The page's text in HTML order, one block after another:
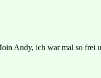
Andy, ich war mal so frei